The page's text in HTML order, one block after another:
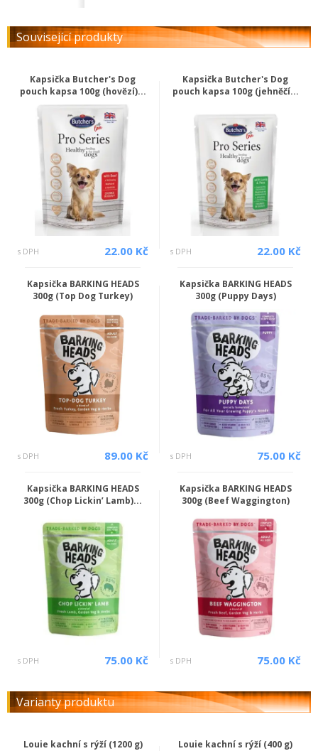
Související produkty
Kapsička Butcher's Dog
pouch kapsa 100g (hovězí)...
s DPH 22.00 Kč
Kapsička Butcher's Dog
pouch kapsa 100g (jehněčí...
s DPH 22.00 Kč
Kapsička BARKING HEADS
300g (Top Dog Turkey)
s DPH 89.00 Kč
Kapsička BARKING HEADS
300g (Puppy Days)
s DPH 75.00 Kč
Kapsička BARKING HEADS
300g (Chop Lickin’ Lamb)...
s DPH 75.00 Kč
Kapsička BARKING HEADS
300g (Beef Waggington)
s DPH 75.00 Kč
Varianty produktu
Louie kachní s rýží (1200 g) Louie kachní s rýží (400 g)